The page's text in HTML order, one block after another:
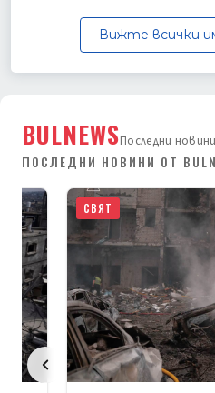
Вижте всички
BULNEWSПоследни новини
ПОСЛЕДНИ НОВИНИ ОТ
СВЯТ